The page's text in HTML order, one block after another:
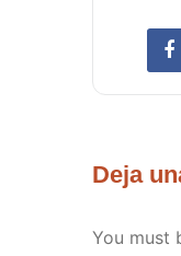
Deja
You must